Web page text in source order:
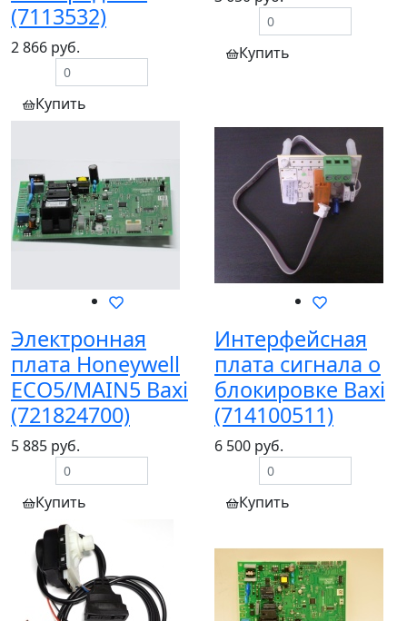
(7113532)
2 866 руб.
Купить
Купить
Электронная
плата Honeywell
ECO5/MAIN5 Baxi
(721824700)
5 885 руб.
Купить
Интерфейсная
плата сигнала о
блокировке Baxi
(714100511)
6 500 руб.
Купить